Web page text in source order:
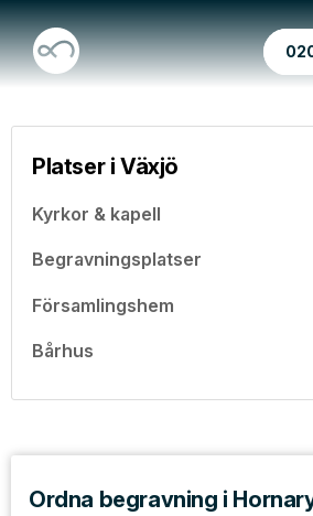
Platser i Växjö
Kyrkor & kapell
Begravningsplatser
Församlingshem
Bårhus
Ordna begravning i